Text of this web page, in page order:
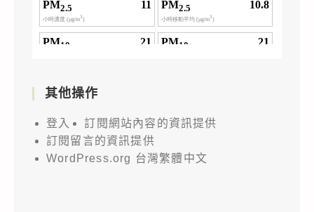
其他操作
登入
訂閱網站內容的資訊提供
訂閱留言的資訊提供
WordPress.org 台灣繁體中文